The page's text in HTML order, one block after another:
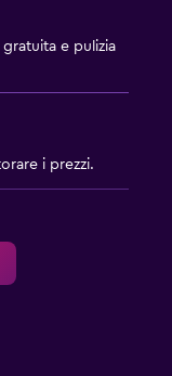
e pulizia
i prezzi.